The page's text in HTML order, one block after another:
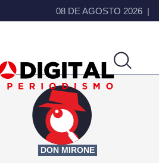
08 DE AGOSTO 2026
DON MIRONE